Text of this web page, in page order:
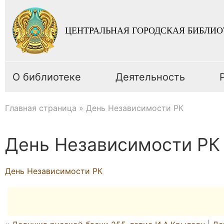
ЦЕНТРАЛЬНАЯ ГОРОДСКАЯ
О библиотеке Деятельность
Главная страница » День Независимости РК
День Независимости РК
День Независимости РК